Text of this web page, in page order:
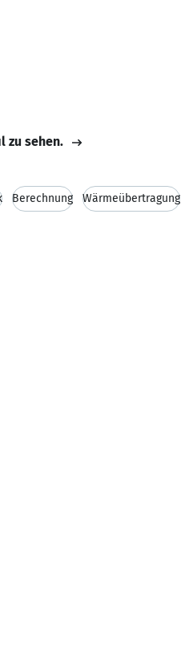
zu sehen.
Berechnung Wärmeübertragung